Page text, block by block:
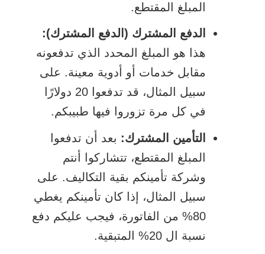
المبلغ المقتطع.
الدفع المشترك (الدفع المشترك):
هذا هو المبلغ المحدد الذي تدفعونه
مقابل خدمات أو أدوية معينة. على
سبيل المثال، قد تدفعوا 20 دولارًا
في كل مرة تزوروا فيها طبيبكم.
التأمين المشترك: بعد أن تدفعوا
المبلغ المقتطع، تتشاركوا أنتم
وشركة تأمينكم بقية التكاليف. على
سبيل المثال، إذا كان تأمينكم يغطي
80% من الفاتورة، فيجب عليكم دفع
نسبة ال 20% المتبقية.